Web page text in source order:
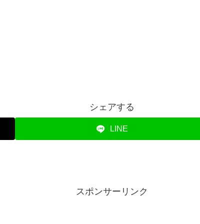
シェアする
LINE
スポンサーリンク